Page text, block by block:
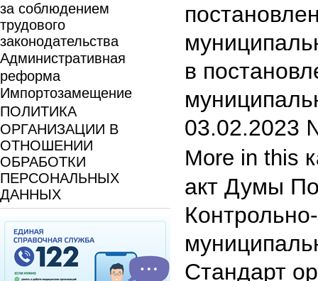
за соблюдением
трудового
законодательства
Административная
реформа
Импортозамещение
ПОЛИТИКА
ОРГАНИЗАЦИИ В
ОТНОШЕНИИ
ОБРАБОТКИ
ПЕРСОНАЛЬНЫХ
ДАННЫХ
в
03.02.2023
More in this
акт Думы
Стандарт